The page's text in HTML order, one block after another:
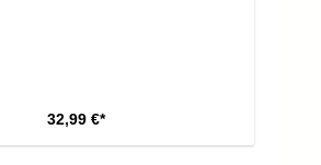
32,99 €*